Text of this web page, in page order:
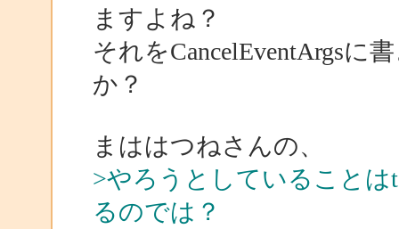
ますよね？
それをCancelEventArgsに
か？
まははつねさんの、
>やろうとしていることは
るのでは？